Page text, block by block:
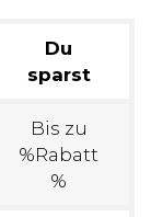
Du
sparst
Bis zu
%Rabatt
%